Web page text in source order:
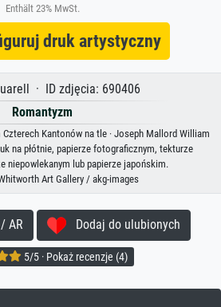
Enthält 23% MwSt.
druk artystyczny
· ID zdjęcia: 690406
Romantyzm
Kantonów na tle · Joseph Mallord William
na płótnie, papierze fotograficznym, tekturze
niepowlekanym lub papierze japońskim.
Art Gallery / akg-images
AR Dodaj do ulubionych
5/5 · Pokaż recenzje (4)